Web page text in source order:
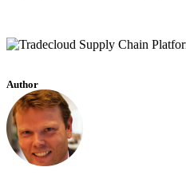
Author